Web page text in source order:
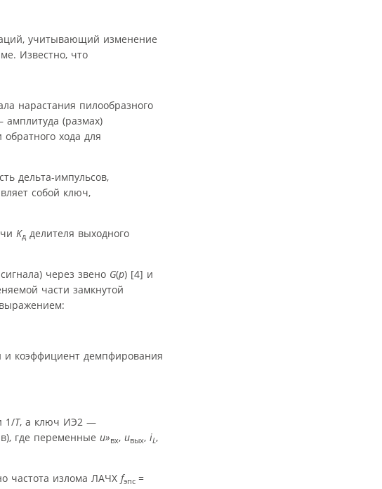
учитывающий изменение
Известно, что
нарастания пилообразного
амплитуда (размах)
хода для
дельта-импульсов,
собой ключ,
Kд делителя выходного
через звено G(p) [4] и
части замкнутой
коэффициент демпфирования
1/T, а ключ ИЭ2 —
где переменные u»вх, uвых, iL,
частота излома ЛАЧХ fэпс =